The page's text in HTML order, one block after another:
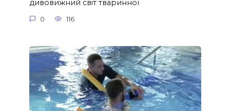
дивовижний світ тваринної
0 116